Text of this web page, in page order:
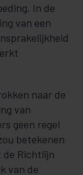
In de
van een
naar de
van
geen regel
betekenen
de Richtlijn
van de